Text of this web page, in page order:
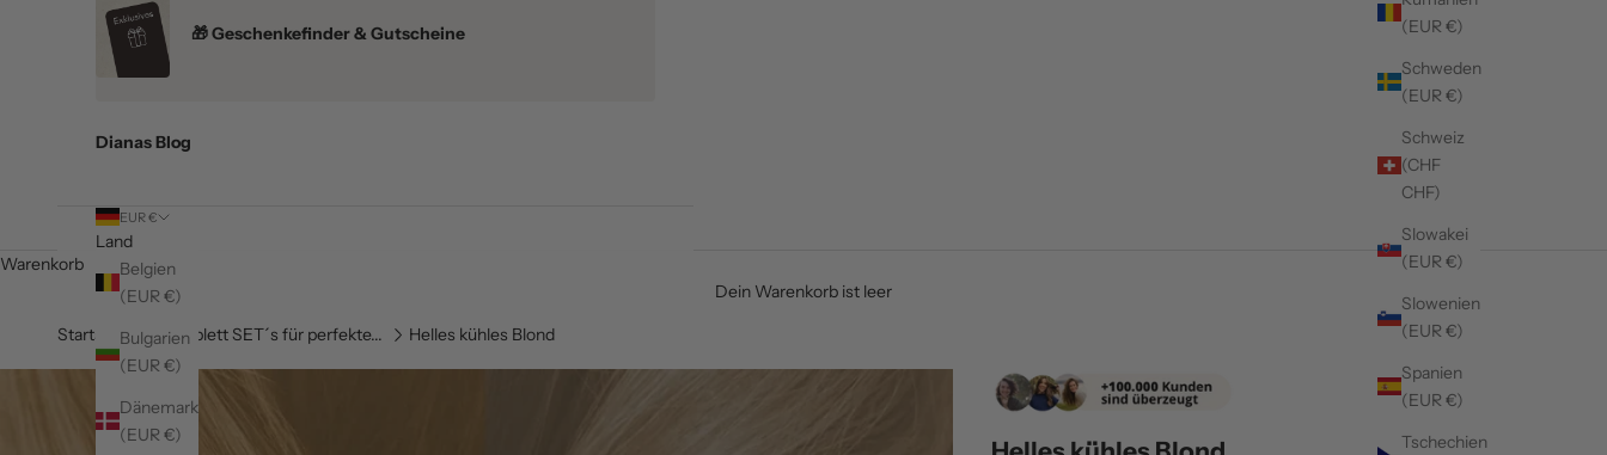
(EUR €)
Schweden
(EUR €)
Schweiz
(CHF
CHF)
Slowakei
(EUR €)
Slowenien
(EUR €)
Spanien
(EUR €)
Tschechien
🎁 Geschenkefinder & Gutscheine
Dianas Blog
EUR €
Land
Belgien
(EUR €)
Bulgarien
(EUR €)
Dänemark
(EUR €)
Warenkorb
Dein Warenkorb ist leer
Startseite Komplett SET´s für perfekte... Helles kühles Blond